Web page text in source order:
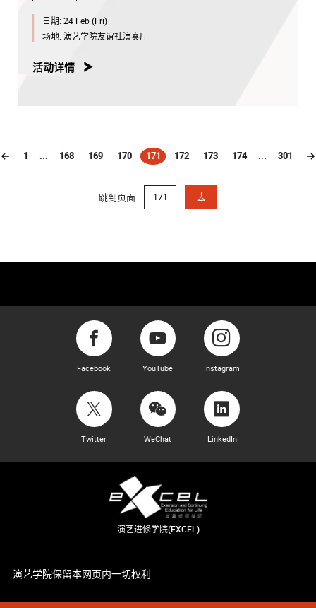
日期: 24 Feb (Fri)
场地: 演艺学院友谊社演奏厅
活动详情
1 ... 168 169 170 171
(current)172 173 174 ... 301
跳到页面 去
Facebook YouTube Instagram
Twitter WeChat LinkedIn
演艺进修学院(EXCEL)
演艺学院保留本网页内一切权利